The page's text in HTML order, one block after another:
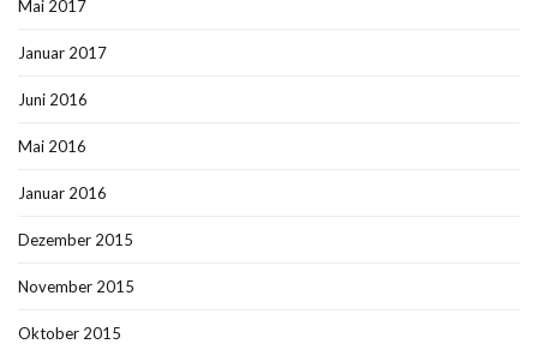
Mai 2017
Januar 2017
Juni 2016
Mai 2016
Januar 2016
Dezember 2015
November 2015
Oktober 2015